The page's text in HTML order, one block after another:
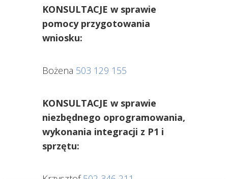
KONSULTACJE w sprawie
pomocy przygotowania
wniosku:
Bożena 503 129 155
KONSULTACJE w sprawie
niezbędnego oprogramowania,
wykonania integracji z P1 i
sprzętu: